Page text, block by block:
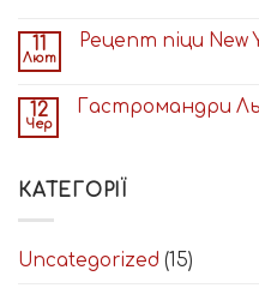
11
Лют
Рецепт піци New
12
Чер
Гастромандри
КАТЕГОРІЇ
Uncategorized (15)